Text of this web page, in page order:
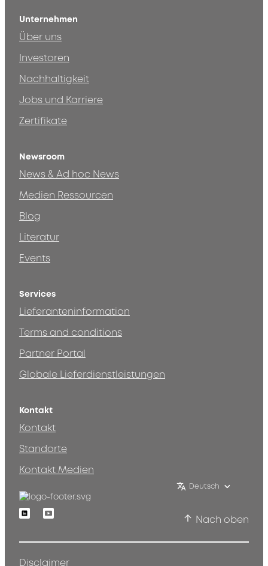
Unternehmen
Über uns
Investoren
Nachhaltigkeit
Jobs und Karriere
Zertifikate
Newsroom
News & Ad hoc News
Medien Ressourcen
Blog
Literatur
Events
Services
Lieferanteninformation
Terms and conditions
Partner Portal
Globale Lieferdienstleistungen
Kontakt
Kontakt
Standorte
Kontakt Medien
Deutsch
LinkedinYoutube
Nach oben
Disclaimer